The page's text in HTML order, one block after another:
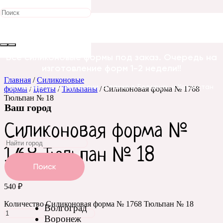
Отправка по всей России, а также в Беларусь и Казахстан
Ваш город
Поиск
Волгоград
Воронеж
Главная /Силиконовые
формы / Цветы /Тюльпаны / Силиконовая форма № 1768
Тюльпан № 18
Силиконовая форма №
1768 Тюльпан № 18
540 ₽
Количество Силиконовая форма № 1768 Тюльпан № 18